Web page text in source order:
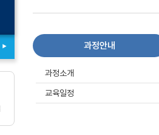
과정안내
과정소개
교육일정